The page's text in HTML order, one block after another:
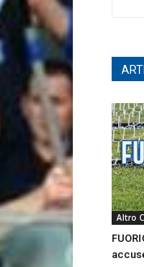
Altro